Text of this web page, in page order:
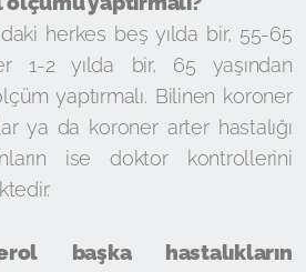
herkes beş yılda bir, 55-65
1-2 yılda bir, 65 yaşından
yaptırmalı. Bilinen koroner
ya da koroner arter hastalığı
ise doktor kontrollerini
başka hastalıkların